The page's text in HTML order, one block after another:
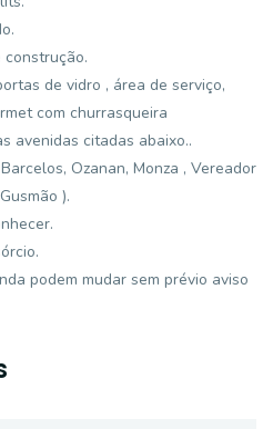
construção.
de vidro , área de serviço,
com churrasqueira
avenidas citadas abaixo..
Ozanan, Monza , Vereador
).
podem mudar sem prévio aviso